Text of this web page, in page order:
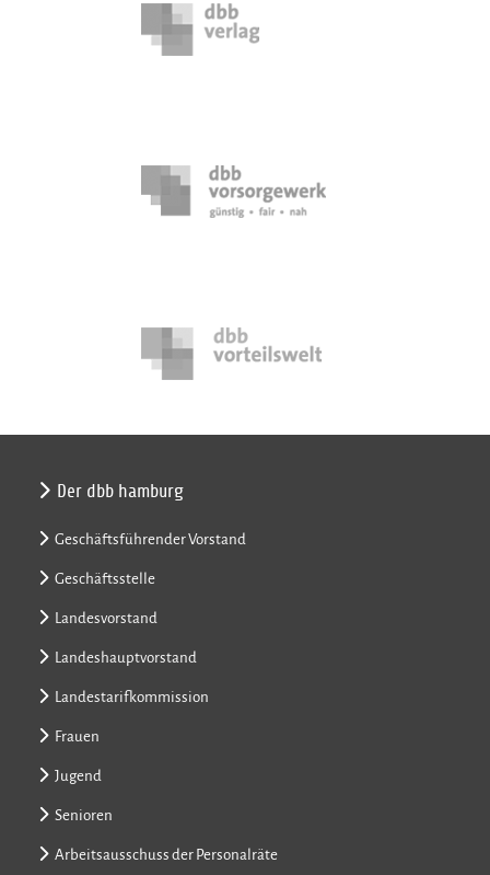
Der dbb hamburg
Geschäftsführender Vorstand
Geschäftsstelle
Landesvorstand
Landeshauptvorstand
Landestarifkommission
Frauen
Jugend
Senioren
Arbeitsausschuss der Personalräte